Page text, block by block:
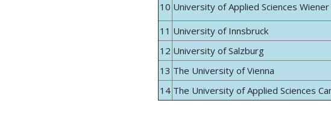
10 University of Applied Sciences
11 University of Innsbruck
12 University of Salzburg
13 The University of Vienna
14 The University of Applied Sciences